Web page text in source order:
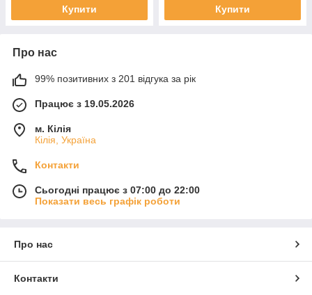
Купити Купити
Про нас
99% позитивних з 201 відгука за рік
Працює з 19.05.2026
м. Кілія
Кілія, Україна
Контакти
Сьогодні працює з 07:00 до 22:00
Показати весь графік роботи
Про нас
Контакти